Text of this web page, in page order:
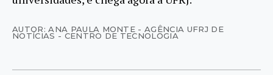
AUTOR: ANA PAULA MONTE - AGÊNCIA UFRJ DE
NOTÍCIAS - CENTRO DE TECNOLOGIA